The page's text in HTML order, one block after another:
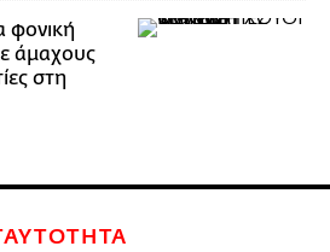
φονική
άμαχους
στη